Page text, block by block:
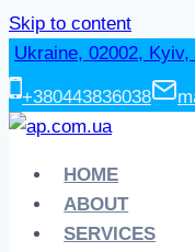
Skip to content
Ukraine, 02002,
+380443836038
HOME
ABOUT
SERVICES